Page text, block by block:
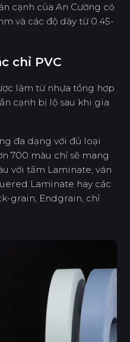
cạnh của An Cường có
và các độ dày từ 0.45-
chỉ PVC
làm từ nhựa tổng hợp
cạnh bị lộ sau khi gia
đa dạng với đủ loại
700 màu chỉ sẽ mang
với tấm Laminate, ván
Laminate hay các
grain, Endgrain, chỉ